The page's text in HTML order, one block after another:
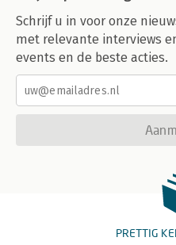
Schrijf u in voor onze
met relevante interviews
events en de beste acties.
PRETTIG